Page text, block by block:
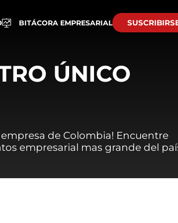
BITÁCORA EMPRESARIAL
ÚNICO
de Colombia! Encuentre
empresarial mas grande del